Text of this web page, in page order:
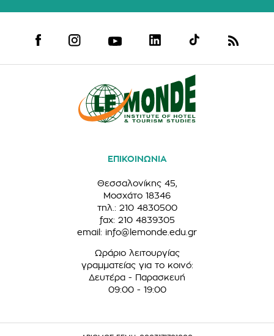
ΕΠΙΚΟΙΝΩΝΙΑ
Θεσσαλονίκης 45,
Μοσχάτο 18346
τηλ.: 210 4830500
fax: 210 4839305
email: info@lemonde.edu.gr
Ωράριο λειτουργίας
γραμματείας για το κοινό:
Δευτέρα - Παρασκευή
09:00 - 19:00